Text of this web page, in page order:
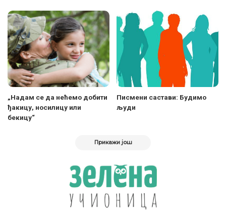
„Надам се да нећемо добити
ђакицу, носилицу или
бекицу“
Писмени састави: Будимо
људи
Прикажи још